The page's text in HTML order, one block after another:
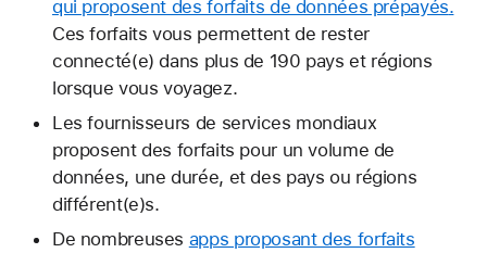
qui proposent des forfaits de données prépayés.
Ces forfaits vous permettent de rester
connecté(e) dans plus de 190 pays et régions
lorsque vous voyagez.
Les fournisseurs de services mondiaux
proposent des forfaits pour un volume de
données, une durée, et des pays ou régions
différent(e)s.
De nombreuses apps proposant des forfaits